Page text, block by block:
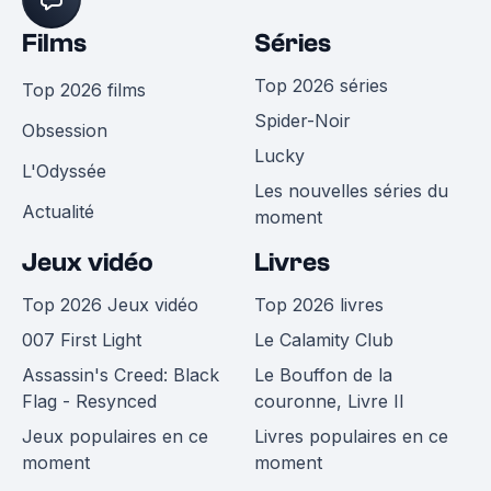
Films
Top 2026 films
Obsession
L'Odyssée
Actualité
Séries
Top 2026 séries
Spider-Noir
Lucky
Les nouvelles séries du
moment
Jeux vidéo
Top 2026 Jeux vidéo
007 First Light
Assassin's Creed: Black
Flag - Resynced
Jeux populaires en ce
moment
Livres
Top 2026 livres
Le Calamity Club
Le Bouffon de la
couronne, Livre II
Livres populaires en ce
moment